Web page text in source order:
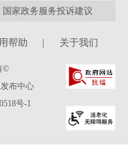
国家政务服务投诉建议
帮助 | 关于我们
©
布中心
号-1